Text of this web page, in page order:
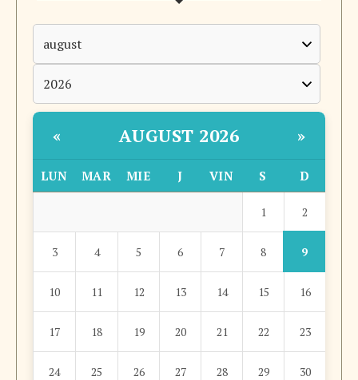
« AUGUST 2026 »
LUN MAR MIE J VIN S D
1 2
3 4 5 6 7 8 9
10 11 12 13 14 15 16
17 18 19 20 21 22 23
24 25 26 27 28 29 30